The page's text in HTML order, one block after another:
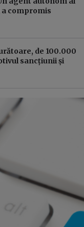
a compromis
de 100.000
sancțiunii și